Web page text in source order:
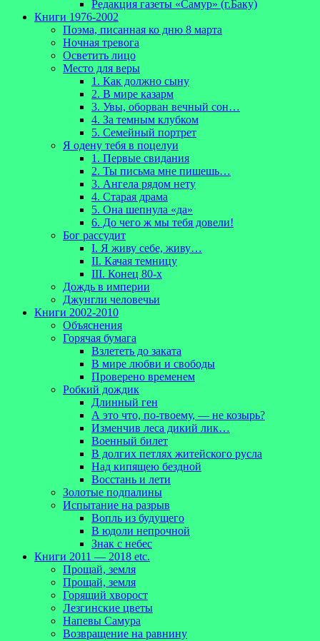
Редакция газеты «Самур» (г.Баку)
Книги 1976-2002
Поэма, писанная ко дню 8 марта
Ночная тревога
Осветить лицо
Место для веры
1. Как должно сыну
2. В мире казарм
3. Увы, оборван вечный сон…
4. За темным клубком
5. Семейный портрет
Я одену тебя в поцелуи
1. Первые свидания
2. Ты письма мне пишешь…
3. Ангела рядом нету
4. Старая драма
5. Она шепнула «да»
6. До чего ж мы тебя довели!
Бог рассудит
I. Я живу себе, живу…
II. Качая темницу
III. Конец 80-х
Дождь в империи
Джунгли человечьи
Книги 2002-2010
Объяснения
Горячая бумага
Взлететь до заката
В мире любви и свободы
Проверено временем
Робкий дождик
Длинный ген
А это что, по-твоему, — не козырь?
Изменчив леса дикий лик…
Военный билет
В долгих петлях житейского русла
Над кипящею бездной
Восстань и лети
Золотые подпалины
Испытание на разрыв
Вопль из будущего
В юдоли непрочной
Знак с небес
Книги 2011 — 2018 etc.
Прощай, земля
Прощай, земля
Горящий хворост
Лезгинские цветы
Напевы Самура
Возвращение на равнину